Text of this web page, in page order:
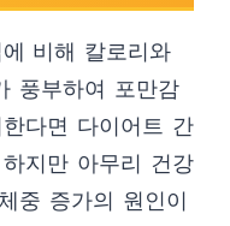
비해 칼로리와
풍부하여 포만감
다면 다이어트 간
지만 아무리 건강
중 증가의 원인이